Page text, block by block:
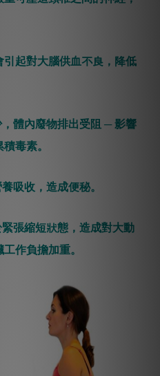
起對大腦供血不良，降低
體內廢物排出受阻 ─ 影響
毒素。
吸收，造成便秘。
張縮短狀態，造成對大動
作負擔加重。